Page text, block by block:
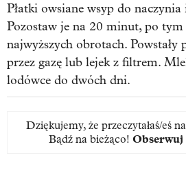
Płatki owsiane wsyp do
Pozostaw je na 20 minut, po tym
najwyższych obrotach. Powstały
przez gazę lub lejek z filtrem.
lodówce do dwóch dni.
Dziękujemy, że przeczytałaś/eś
Bądź na bieżąco! Obserwuj